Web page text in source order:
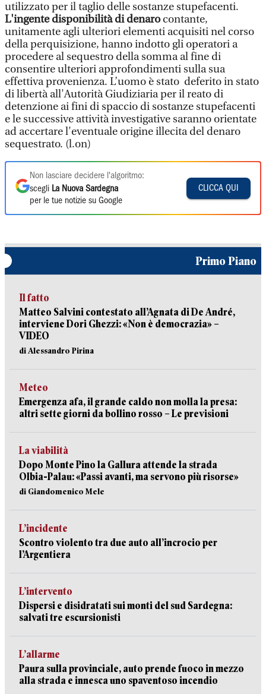
utilizzato per il taglio delle sostanze stupefacenti.
L'ingente disponibilità di denarocontante,
unitamente agli ulteriori elementi acquisiti nel corso
della perquisizione, hanno indotto gli operatori a
procedere al sequestro della somma al fine di
consentire ulteriori approfondimenti sulla sua
effettiva provenienza. L’uomo è stato deferito in stato
di libertà all'Autorità Giudiziaria per il reato di
detenzione ai fini di spaccio di sostanze stupefacenti
e le successive attività investigative saranno orientate
ad accertare l'eventuale origine illecita del denaro
sequestrato. (l.on)
Non lasciare decidere l'algoritmo:
scegli La Nuova Sardegna
per le tue notizie su Google
CLICCA QUI
Primo Piano
Il fatto
Matteo Salvini contestato all’Agnata di De André,
interviene Dori Ghezzi: «Non è democrazia» –
VIDEO
di Alessandro Pirina
Meteo
Emergenza afa, il grande caldo non molla la presa:
altri sette giorni da bollino rosso – Le previsioni
La viabilità
Dopo Monte Pino la Gallura attende la strada
Olbia-Palau: «Passi avanti, ma servono più risorse»
di Giandomenico Mele
L’incidente
Scontro violento tra due auto all’incrocio per
l’Argentiera
L’intervento
Dispersi e disidratati sui monti del sud Sardegna:
salvati tre escursionisti
L’allarme
Paura sulla provinciale, auto prende fuoco in mezzo
alla strada e innesca uno spaventoso incendio